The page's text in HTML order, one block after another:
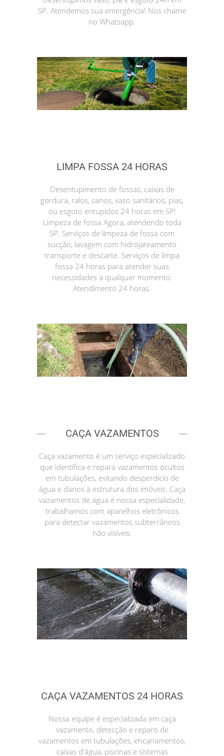
SP. Atendemos sua emergência! Nos chame
no Whatsapp.
LIMPA FOSSA 24 HORAS
Desentupimento de fossas, caixas de
gordura, ralos, canos, vaso sanitários, pias,
ou esgoto entupidos 24 horas em SP!
Limpeza de fossa Agora, atendendo toda
SP. Serviços de limpeza de fossa com
sucção, lavagem com hidrojateamento
transporte e descarte. Serviços de limpa
fossa 24 horas para atender suas
necessidades a qualquer momento.
Atendimento 24 horas.
CAÇA VAZAMENTOS
Caça vazamento é um serviço especializado
que identifica e repara vazamentos ocultos
em tubulações, evitando desperdício de
água e danos à estrutura dos imóveis. Caça
vazamentos de água é nossa especialidade,
trabalhamos com aparelhos eletrônicos
para detectar vazamentos subterrâneos
não visíveis.
CAÇA VAZAMENTOS 24 HORAS
Nossa equipe é especializada em caça
vazamento, detecção e reparo de
vazamentos em tubulações, encanamentos,
caixas d'água, piscinas e sistemas